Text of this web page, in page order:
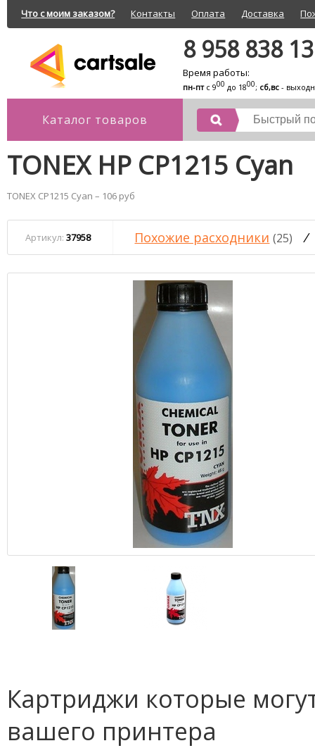
Что с моим заказом? Контакты Оплата Доставка
8 958 838
Время работы:
пн-птс 900 до 1800; сб,вс -
Каталог товаров
TONEX HP CP1215 Cyan
TONEX CP1215 Cyan – 106 руб
Артикул: 37958 Похожие расходники (25) /
Картриджи которые
вашего принтера